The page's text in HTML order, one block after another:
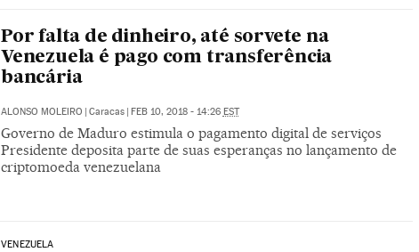
Por falta de dinheiro, até sorvete na
Venezuela é pago com transferência
bancária
ALONSO MOLEIRO | Caracas | FEB 10, 2018 - 14:26 EST
Governo de Maduro estimula o pagamento digital de serviços
Presidente deposita parte de suas esperanças no lançamento de
criptomoeda venezuelana
VENEZUELA